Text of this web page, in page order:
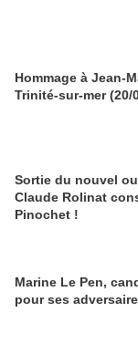
Hommage à Jean-
Trinité-sur-mer (20/
Sortie du nouvel
Claude Rolinat
Pinochet !
Marine Le Pen,
pour ses